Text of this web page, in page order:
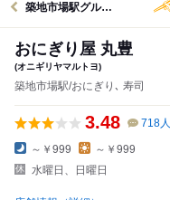
築地市場駅グルメへ
おにぎり屋 丸豊
(オニギリヤマルトヨ)
築地市場駅/おにぎり､ 寿司
3.48 718人
～￥999
～￥999
水曜日、日曜日